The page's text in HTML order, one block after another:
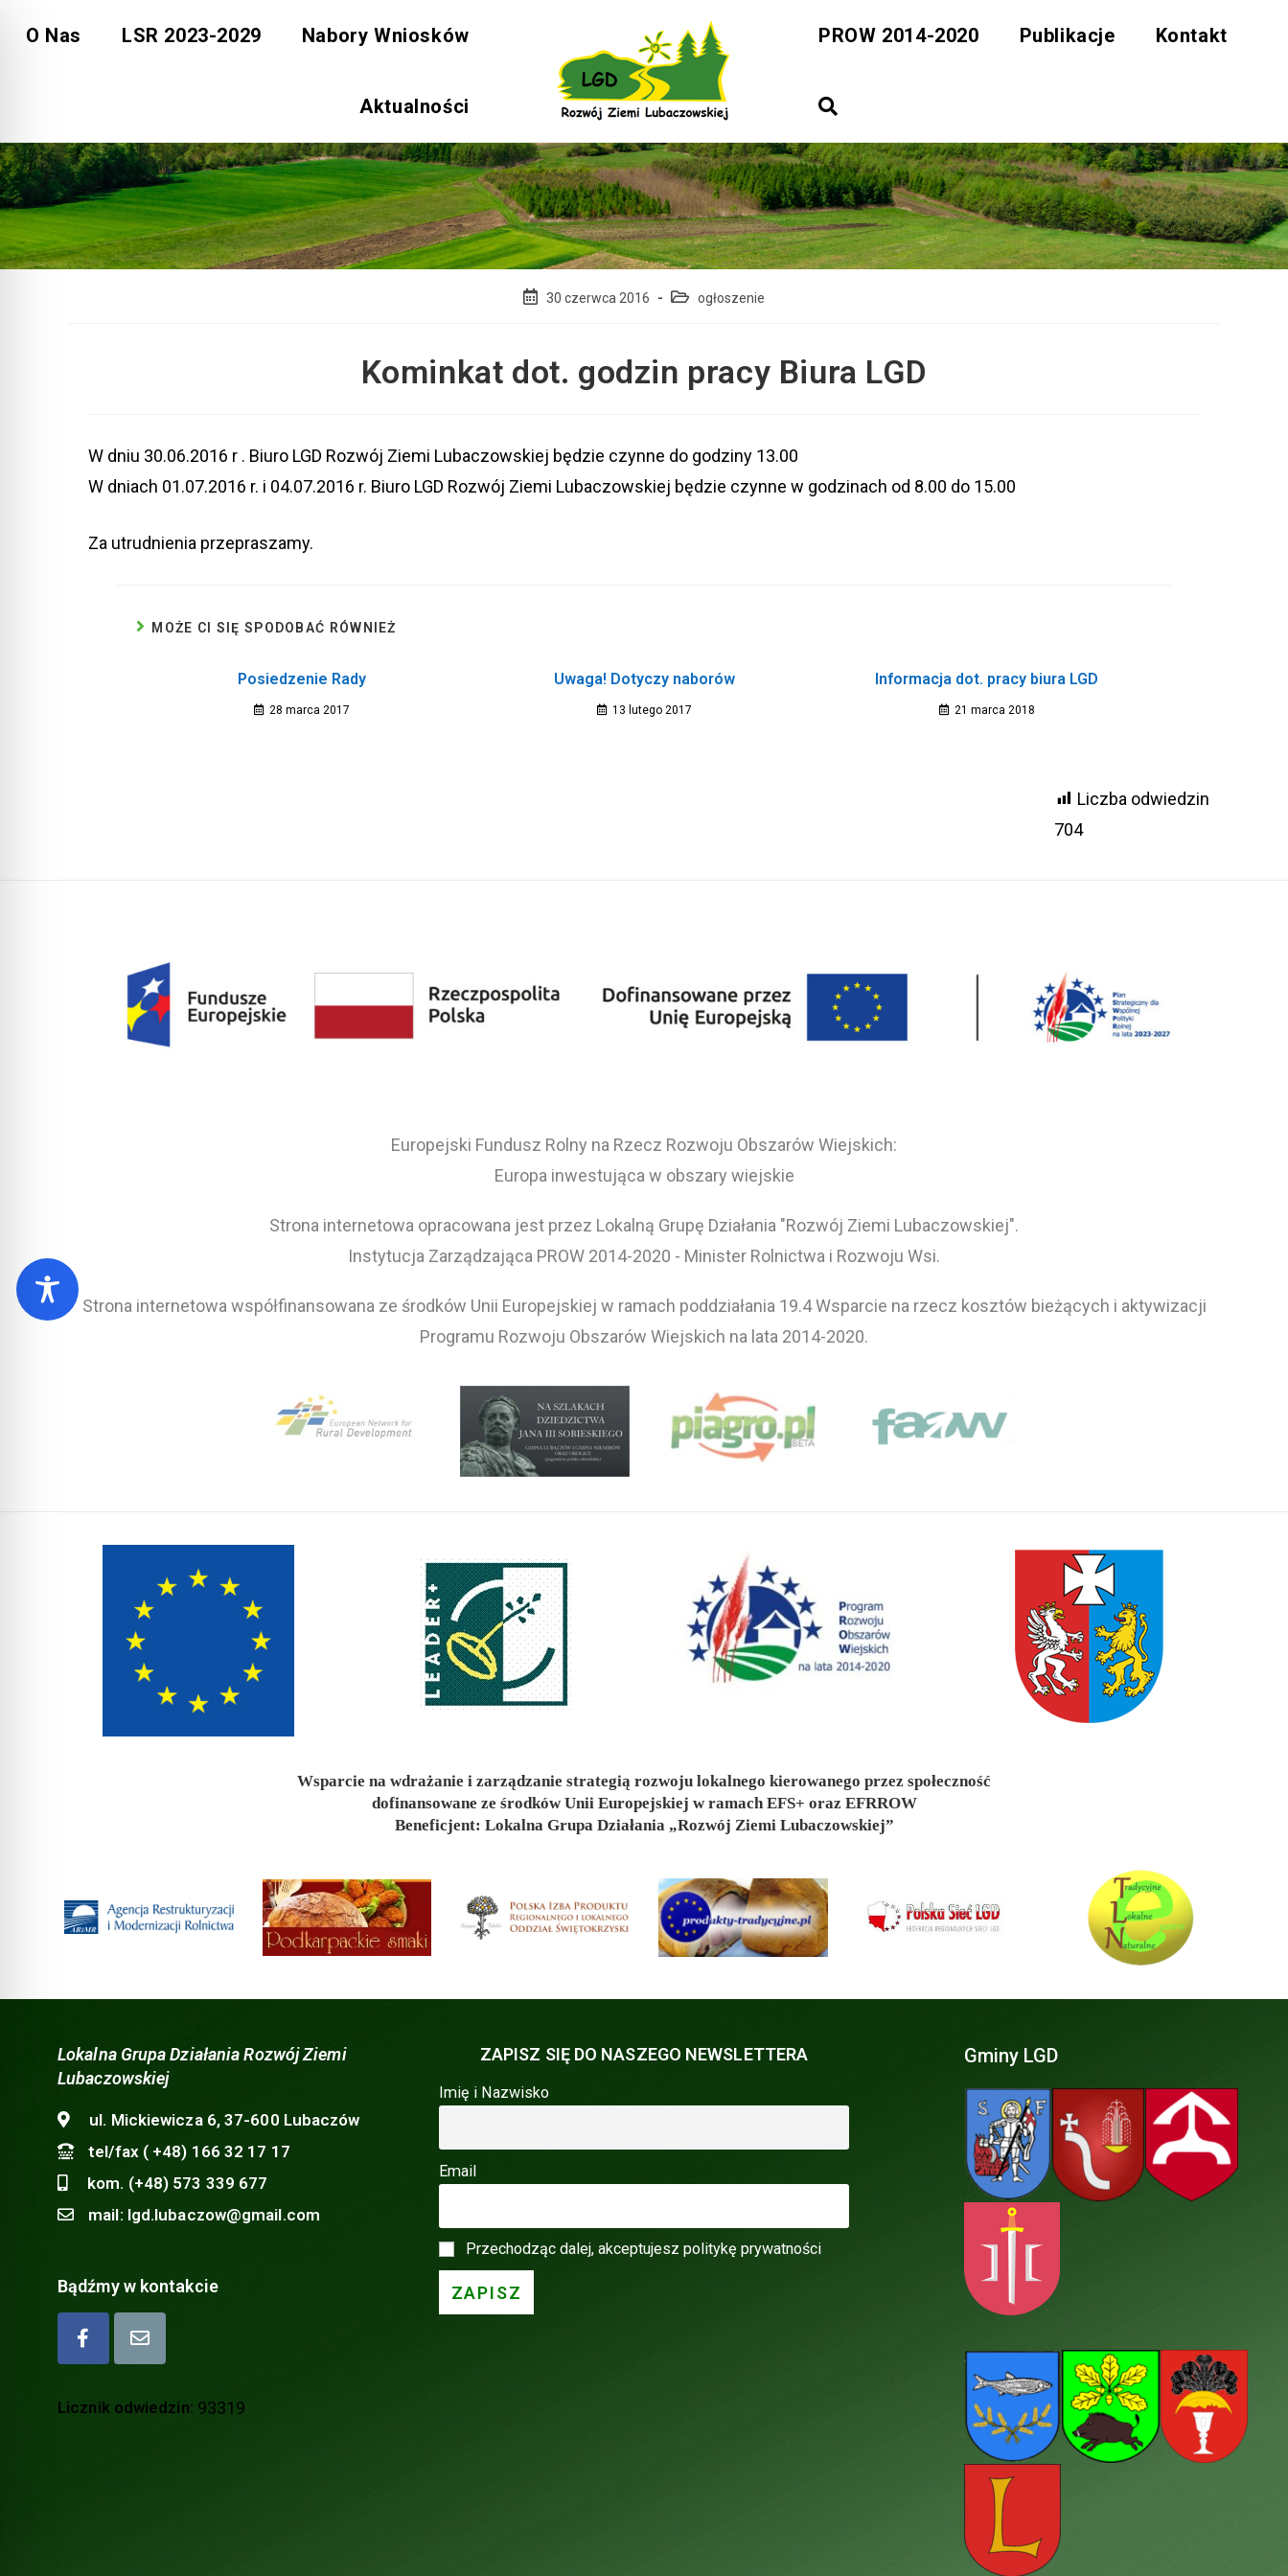
O Nas LSR 2023-2029 Nabory Wniosków
Aktualności
PROW 2014-2020 Publikacje Kontakt
Post30 czerwca 2016
Post ogłoszenie
Kominkat dot. godzin pracy Biura LGD
W dniu 30.06.2016 r . Biuro LGD Rozwój Ziemi Lubaczowskiej będzie czynne do godziny 13.00
W dniach 01.07.2016 r. i 04.07.2016 r. Biuro LGD Rozwój Ziemi Lubaczowskiej będzie czynne w godzinach od 8.00 do 15.00
Za utrudnienia przepraszamy.
MOŻE CI SIĘ SPODOBAĆ RÓWNIEŻ
Posiedzenie Rady
28 marca 2017
Uwaga! Dotyczy naborów
13 lutego 2017
Informacja dot. pracy biura LGD
21 marca 2018
Liczba odwiedzin
704
Europejski Fundusz Rolny na Rzecz Rozwoju Obszarów Wiejskich:
Europa inwestująca w obszary wiejskie
Strona internetowa opracowana jest przez Lokalną Grupę Działania "Rozwój Ziemi Lubaczowskiej".
Instytucja Zarządzająca PROW 2014-2020 - Minister Rolnictwa i Rozwoju Wsi.
Strona internetowa współfinansowana ze środków Unii Europejskiej w ramach poddziałania 19.4 Wsparcie na rzecz kosztów bieżących i aktywizacji
Programu Rozwoju Obszarów Wiejskich na lata 2014-2020.
Wsparcie na wdrażanie i zarządzanie strategią rozwoju lokalnego kierowanego przez społeczność
dofinansowane ze środków Unii Europejskiej w ramach EFS+ oraz EFRROW
Beneficjent: Lokalna Grupa Działania „Rozwój Ziemi Lubaczowskiej”
Lokalna Grupa Działania Rozwój Ziemi
Lubaczowskiej
ul. Mickiewicza 6, 37-600 Lubaczów
tel/fax ( +48) 166 32 17 17
kom. (+48) 573 339 677
mail: lgd.lubaczow@gmail.com
Bądźmy w kontakcie
Licznik odwiedzin: 93319
ZAPISZ SIĘ DO NASZEGO NEWSLETTERA
Imię i Nazwisko
Email
Przechodząc dalej, akceptujesz politykę prywatności
Gminy LGD